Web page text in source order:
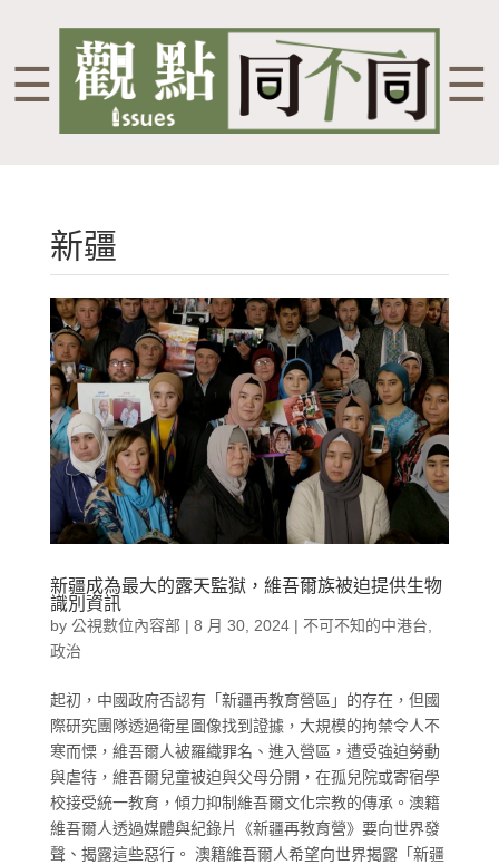
☰ ☰
新疆
新疆成為最大的露天監獄，維吾爾族被迫提供生物
識別資訊
by 公視數位內容部 | 8 月 30, 2024| 不可不知的中港台,
政治
起初，中國政府否認有「新疆再教育營區」的存在，但國
際研究團隊透過衛星圖像找到證據，大規模的拘禁令人不
寒而慄，維吾爾人被羅織罪名、進入營區，遭受強迫勞動
與虐待，維吾爾兒童被迫與父母分開，在孤兒院或寄宿學
校接受統一教育，傾力抑制維吾爾文化宗教的傳承。澳籍
維吾爾人透過媒體與紀錄片《新疆再教育營》要向世界發
聲、揭露這些惡行。 澳籍維吾爾人希望向世界揭露「新疆